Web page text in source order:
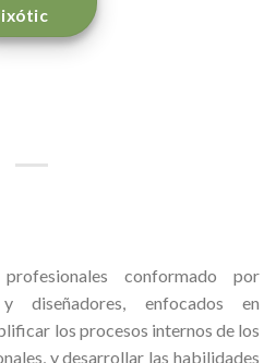
conformado por
diseñadores, enfocados en
los procesos internos de los
y desarrollar las habilidades